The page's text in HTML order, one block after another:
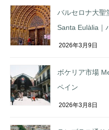
バルセロナ大聖
Santa Eulàlia｜
2026年3月9日
ボケリア市場
ペイン
2026年3月8日